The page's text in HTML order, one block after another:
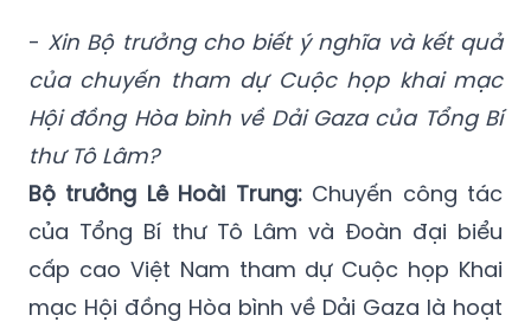
- Xin Bộ trưởng cho biết ý nghĩa và kết quả
của chuyến tham dự Cuộc họp khai mạc
Hội đồng Hòa bình về Dải Gaza của Tổng Bí
thư Tô Lâm?
Bộ trưởng Lê Hoài Trung:Chuyến công tác
của Tổng Bí thư Tô Lâm và Đoàn đại biểu
cấp cao Việt Nam tham dự Cuộc họp Khai
mạc Hội đồng Hòa bình về Dải Gaza là hoạt